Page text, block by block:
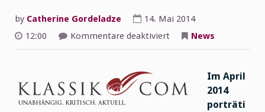
by Catherine Gordeladze
14. Mai 2014
12:00
Kommentare deaktiviertfür News
Im April
2014
porträti